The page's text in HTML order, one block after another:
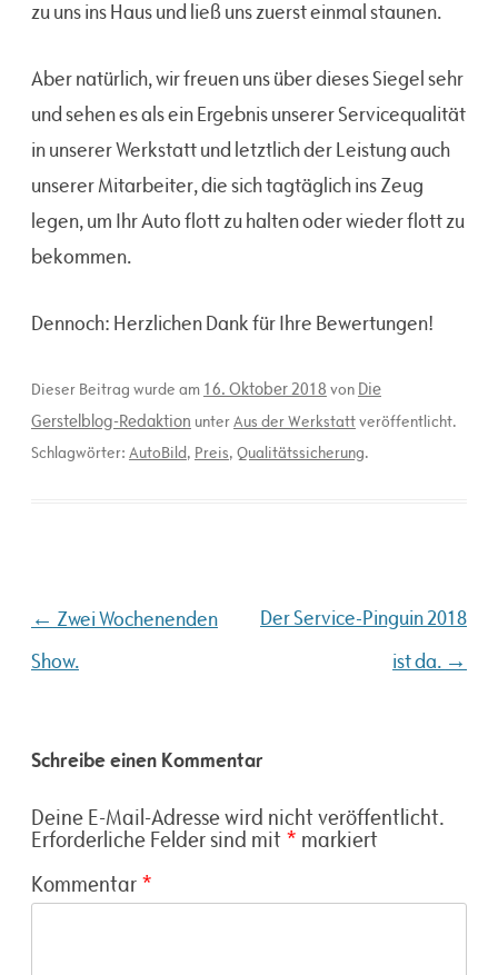
zu uns ins Haus und ließ uns zuerst einmal staunen.
Aber natürlich, wir freuen uns über dieses Siegel sehr
und sehen es als ein Ergebnis unserer Servicequalität
in unserer Werkstatt und letztlich der Leistung auch
unserer Mitarbeiter, die sich tagtäglich ins Zeug
legen, um Ihr Auto flott zu halten oder wieder flott zu
bekommen.
Dennoch: Herzlichen Dank für Ihre Bewertungen!
Dieser Beitrag wurde am 16. Oktober 2018 von Die
Gerstelblog-Redaktion unterAus der Werkstattveröffentlicht.
Schlagwörter: AutoBild, Preis, Qualitätssicherung.
Beitragsnavigation
← Zwei Wochenenden
Show.
Der Service-Pinguin 2018
ist da. →
Schreibe einen Kommentar
Deine E-Mail-Adresse wird nicht veröffentlicht.
Erforderliche Felder sind mit * markiert
Kommentar *